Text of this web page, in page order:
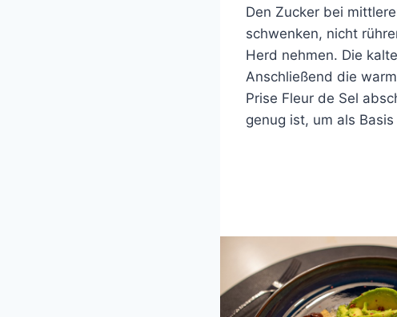
Den Zucker bei
schwenken, nicht
Herd nehmen. Die
Anschließend die
Prise Fleur de Sel
genug ist, um als